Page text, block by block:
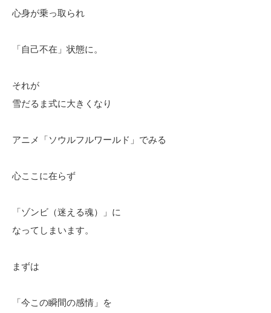
心身が乗っ取られ
「自己不在」状態に。
それが
雪だるま式に大きくなり
アニメ「ソウルフルワールド」でみる
心ここに在らず
「ゾンビ（迷える魂）」に
なってしまいます。
まずは
「今この瞬間の感情」を